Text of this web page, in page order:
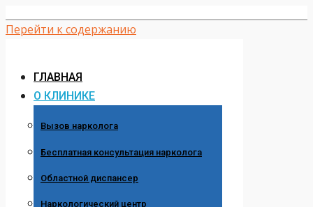
Перейти к содержанию
ГЛАВНАЯ
О КЛИНИКЕ
Вызов нарколога
Бесплатная консультация нарколога
Областной диспансер
Наркологический центр